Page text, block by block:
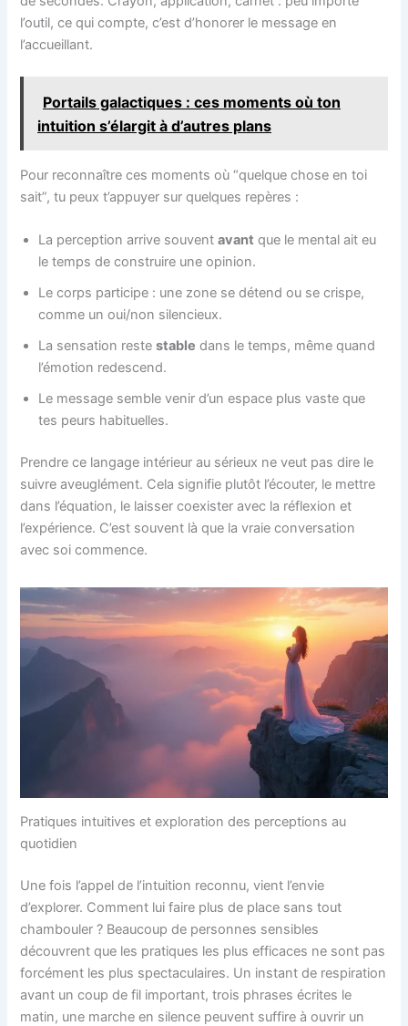
l’outil, ce qui compte, c’est d’honorer le message en
l’accueillant.
Portails galactiques : ces moments où ton
intuition s’élargit à d’autres plans
Pour reconnaître ces moments où “quelque chose en toi
sait”, tu peux t’appuyer sur quelques repères :
La perception arrive souventavant que le mental ait eu
le temps de construire une opinion.
Le corps participe : une zone se détend ou se crispe,
comme un oui/non silencieux.
La sensation restestable dans le temps, même quand
l’émotion redescend.
Le message semble venir d’un espace plus vaste que
tes peurs habituelles.
Prendre ce langage intérieur au sérieux ne veut pas dire le
suivre aveuglément. Cela signifie plutôt l’écouter, le mettre
dans l’équation, le laisser coexister avec la réflexion et
l’expérience. C’est souvent là que la vraie conversation
avec soi commence.
Pratiques intuitives et exploration des perceptions au
quotidien
Une fois l’appel de l’intuition reconnu, vient l’envie
d’explorer. Comment lui faire plus de place sans tout
chambouler ? Beaucoup de personnes sensibles
découvrent que les pratiques les plus efficaces ne sont pas
forcément les plus spectaculaires. Un instant de respiration
avant un coup de fil important, trois phrases écrites le
matin, une marche en silence peuvent suffire à ouvrir un